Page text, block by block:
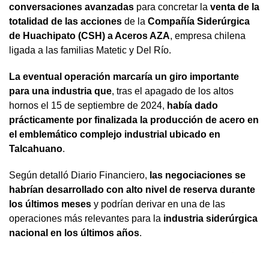
conversaciones avanzadas para concretar la venta de la
totalidad de las acciones de la Compañía Siderúrgica
de Huachipato (CSH) a Aceros AZA, empresa chilena
ligada a las familias Matetic y Del Río.
La eventual operación marcaría un giro importante
para una industria que, tras el apagado de los altos
hornos el 15 de septiembre de 2024, había dado
prácticamente por finalizada la producción de acero en
el emblemático complejo industrial ubicado en
Talcahuano.
Según detalló Diario Financiero, las negociaciones se
habrían desarrollado con alto nivel de reserva durante
los últimos meses y podrían derivar en una de las
operaciones más relevantes para la industria siderúrgica
nacional en los últimos años.